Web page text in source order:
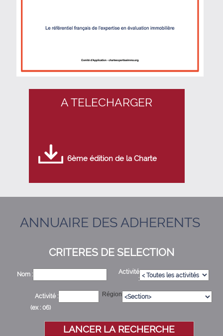
A TELECHARGER
6ème édition de la Charte
ANNUAIRE DES ADHERENTS
CRITERES DE SELECTION
Nom :
Activité
:
Activité :
(ex : 06)
Région
LANCER LA RECHERCHE